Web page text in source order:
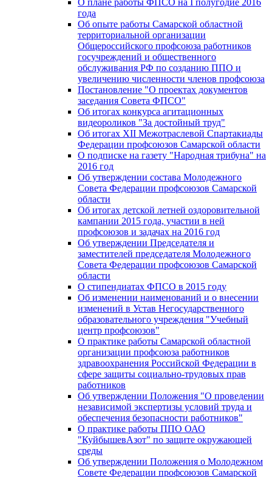
года
Об опыте работы Самарской областной
территориальной организации
Общероссийского профсоюза работников
госучреждений и общественного
обслуживания РФ по созданию ППО и
увеличению численности членов профсоюза
Постановление "О проектах документов
заседания Совета ФПСО"
Об итогах конкурса агитационных
видеороликов "За достойный труд"
Об итогах XII Межотраслевой Спартакиады
Федерации профсоюзов Самарской области
О подписке на газету "Народная трибуна" на
2016 год
Об утверждении состава Молодежного
Совета Федерации профсоюзов Самарской
области
Об итогах детской летней оздоровительной
кампании 2015 года, участии в ней
профсоюзов и задачах на 2016 год
Об утверждении Председателя и
заместителей председателя Молодежного
Совета Федерации профсоюзов Самарской
области
О стипендиатах ФПСО в 2015 году
Об изменении наименований и о внесении
изменений в Устав Негосударственного
образовательного учреждения "Учебный
центр профсоюзов"
О практике работы Самарской областной
организации профсоюза работников
здравоохранения Российской Федерации в
сфере защиты социально-трудовых прав
работников
Об утверждении Положения "О проведении
независимой экспертизы условий труда и
обеспечения безопасности работников"
О практике работы ППО ОАО
"КуйбышевАзот" по защите окружающей
среды
Об утверждении Положения о Молодежном
Совете Федерации профсоюзов Самарской